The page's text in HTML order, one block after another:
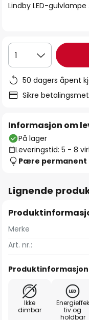
Lindby LED-
1
50 dagers åpent
Sikre
Informasjon om
På lager
Leveringstid: 5 - 8
Pære permanent
Lignende
Merke
Art. nr.:
Produktinformasjon
Ikke
dimbar
Energieffek
tiv og
holdbar